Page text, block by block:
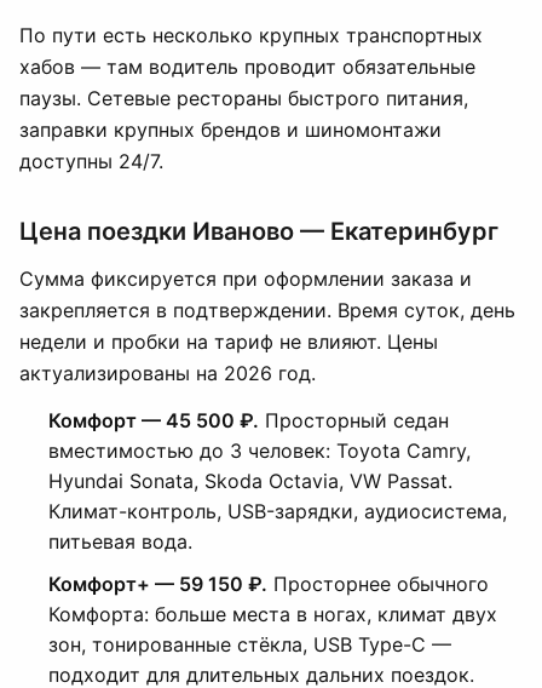
По пути есть несколько крупных транспортных
хабов — там водитель проводит обязательные
паузы. Сетевые рестораны быстрого питания,
заправки крупных брендов и шиномонтажи
доступны 24/7.
Цена поездки Иваново — Екатеринбург
Сумма фиксируется при оформлении заказа и
закрепляется в подтверждении. Время суток, день
недели и пробки на тариф не влияют. Цены
актуализированы на 2026 год.
Комфорт — 45 500 ₽. Просторный седан
вместимостью до 3 человек: Toyota Camry,
Hyundai Sonata, Skoda Octavia, VW Passat.
Климат-контроль, USB-зарядки, аудиосистема,
питьевая вода.
Комфорт+ — 59 150 ₽. Просторнее обычного
Комфорта: больше места в ногах, климат двух
зон, тонированные стёкла, USB Type-C —
подходит для длительных дальних поездок.